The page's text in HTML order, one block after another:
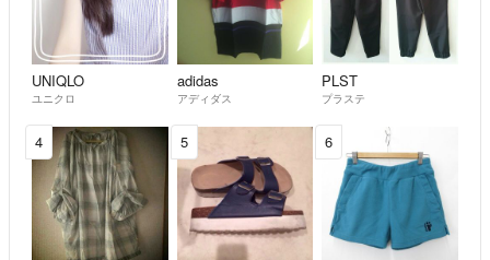
UNIQLO
ユニクロ
adidas
アディダス
PLST
プラステ
4 5 6